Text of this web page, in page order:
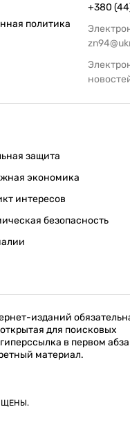
политика
+380
защита
экономика
интересов
безопасность
изданий
для поисковых
в первом
материал.